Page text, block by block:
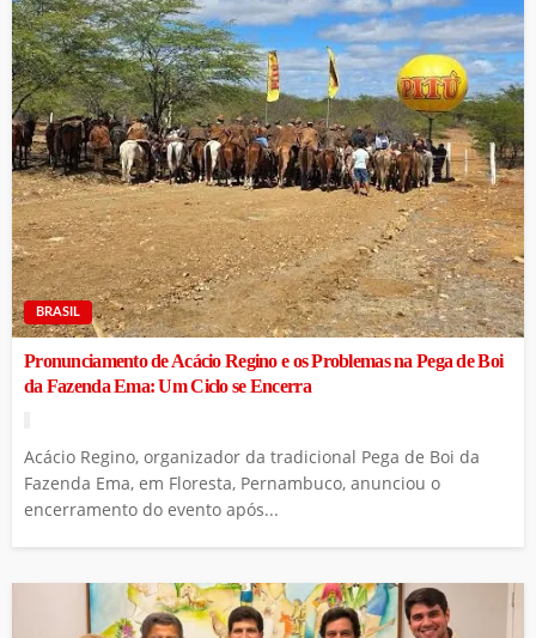
BRASIL
Pronunciamento de Acácio Regino e os Problemas na Pega de Boi
da Fazenda Ema: Um Ciclo se Encerra
Acácio Regino, organizador da tradicional Pega de Boi da
Fazenda Ema, em Floresta, Pernambuco, anunciou o
encerramento do evento após...